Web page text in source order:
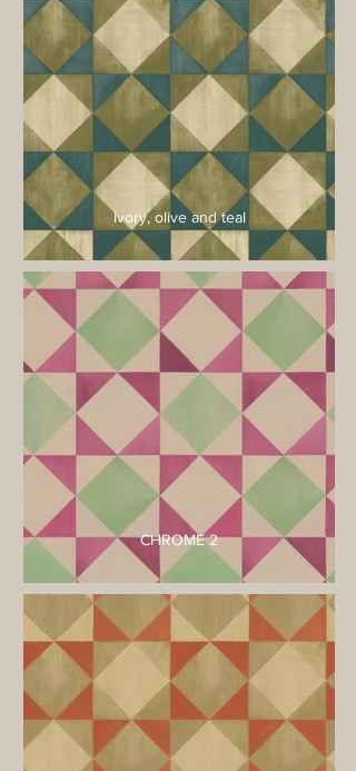
Ivory, olive and teal
CHROME 2